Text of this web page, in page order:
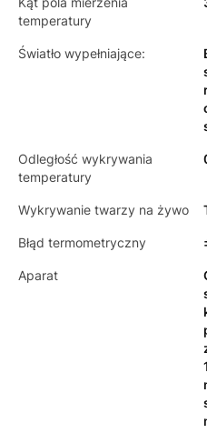
temperatury
Światło wypełniające:
Odległość wykrywania
temperatury
Wykrywanie twarzy na żywo
Błąd termometryczny
Aparat